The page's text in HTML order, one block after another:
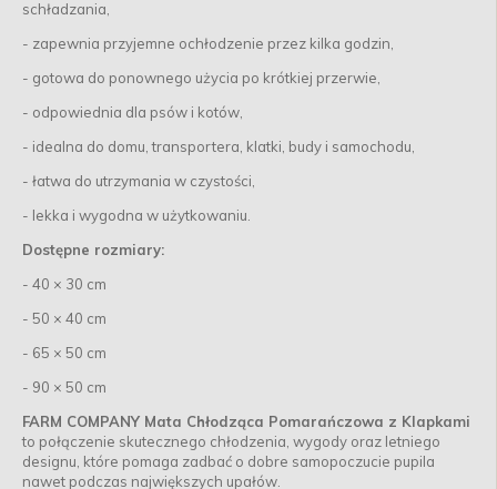
schładzania,
- zapewnia przyjemne ochłodzenie przez kilka godzin,
- gotowa do ponownego użycia po krótkiej przerwie,
- odpowiednia dla psów i kotów,
- idealna do domu, transportera, klatki, budy i samochodu,
- łatwa do utrzymania w czystości,
- lekka i wygodna w użytkowaniu.
Dostępne rozmiary:
- 40 × 30 cm
- 50 × 40 cm
- 65 × 50 cm
- 90 × 50 cm
FARM COMPANY Mata Chłodząca Pomarańczowa z Klapkami
to połączenie skutecznego chłodzenia, wygody oraz letniego
designu, które pomaga zadbać o dobre samopoczucie pupila
nawet podczas największych upałów.